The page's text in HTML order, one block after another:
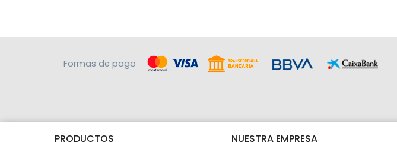
Formas de pago
PRODUCTOS NUESTRA EMPRESA